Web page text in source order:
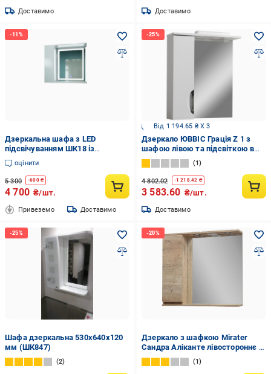
Доставимо Доставимо
Дзеркальна шафа з LED
підсвічуванням ШК18 із
сенсором 700х700х160 мм
оцінити
5 300 -600₴
4 700 ₴/шт.
Привеземо Доставимо
Від 1 194.65 ₴ X 3
Дзеркало ЮВВІС Грація Z 1 з
шафою лівою та підсвіткою в
ванну кімнату 70 см (18050684)
1
4 802.02 -1 218.42 ₴
3 583.60 ₴/шт.
Доставимо
Шафа дзеркальна 530х640х120
мм (ШК847)
2
Дзеркало з шафкою Mirater
Сандра Аліканте лівостороннє з
підсвічуванням 80 см (4723)
1